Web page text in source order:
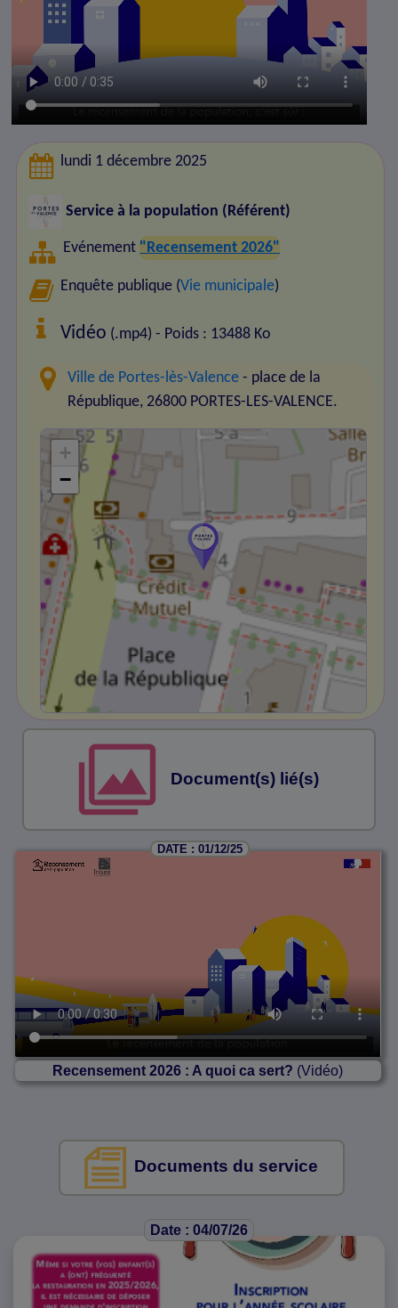
lundi 1 décembre 2025
Service à la population (Référent)
Evénement "Recensement 2026"
Enquête publique (Vie municipale)
Vidéo (.mp4) - Poids : 13488 Ko
Ville de Portes-lès-Valence - place de la
République, 26800 PORTES-LES-VALENCE.
+
−
Document(s) lié(s)
DATE : 01/12/25
Recensement 2026 : A quoi ca sert? (Vidéo)
Documents du service
Date : 04/07/26